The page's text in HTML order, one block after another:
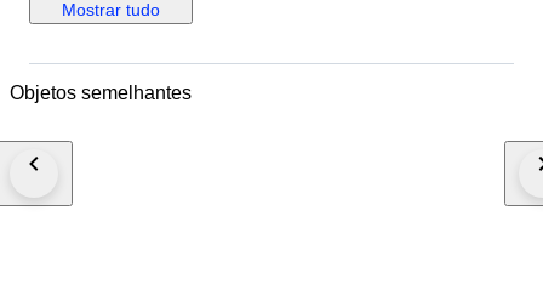
prodotti sono Originali al 100%. Si riceve quanto presente nelle fotografie
allegate. Nessun costo doganale per gli acquirenti UE. Spediamo in tutto
ore. N.B. Se necessiti di fattura, segnalalo nel momento in cui effettui il
Mostrar tudo
Objetos semelhantes